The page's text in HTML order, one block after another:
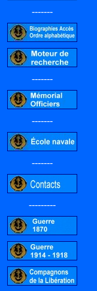
-------
-------
-------
-------
---------